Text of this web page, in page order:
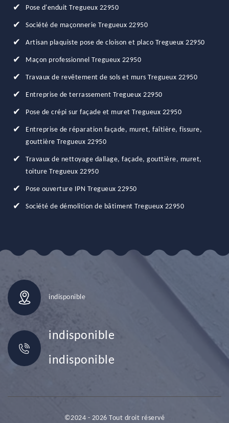
Pose d'enduit Tregueux 22950
Société de maçonnerie Tregueux 22950
Artisan plaquiste pose de cloison et placo Tregueux 22950
Maçon professionnel Tregueux 22950
Travaux de revêtement de sols et murs Tregueux 22950
Entreprise de terrassement Tregueux 22950
Pose de crépi sur façade et muret Tregueux 22950
Entreprise de réparation façade, muret, faîtière, fissure,
gouttière Tregueux 22950
Travaux de nettoyage dallage, façade, gouttière, muret,
toiture Tregueux 22950
Pose ouverture IPN Tregueux 22950
Société de démolition de bâtiment Tregueux 22950
indisponible
indisponible
indisponible
©2024 - 2026 Tout droit réservé